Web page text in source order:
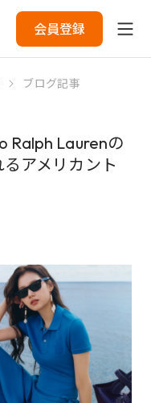
会員登録
ブログ記事
Ralph Laurenの
アメリカント